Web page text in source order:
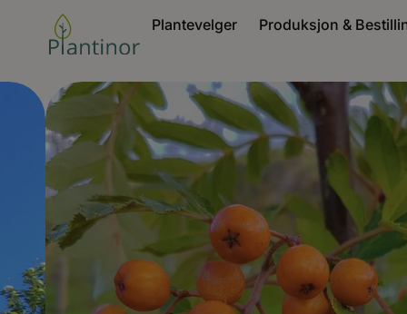
Plantevelger Produksjon &